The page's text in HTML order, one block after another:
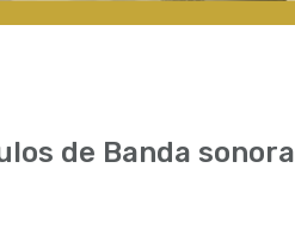
de Banda sonora